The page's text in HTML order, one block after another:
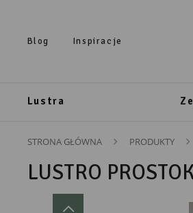
Blog Inspiracje
Lustra
STRONA GŁÓWNA PRODUKTY
LUSTRO